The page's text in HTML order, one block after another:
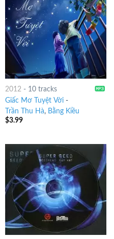
2012 - 10 tracks
Giấc Mơ Tuyệt Vời-
Trần Thu Hà, Bằng Kiều
$3.99